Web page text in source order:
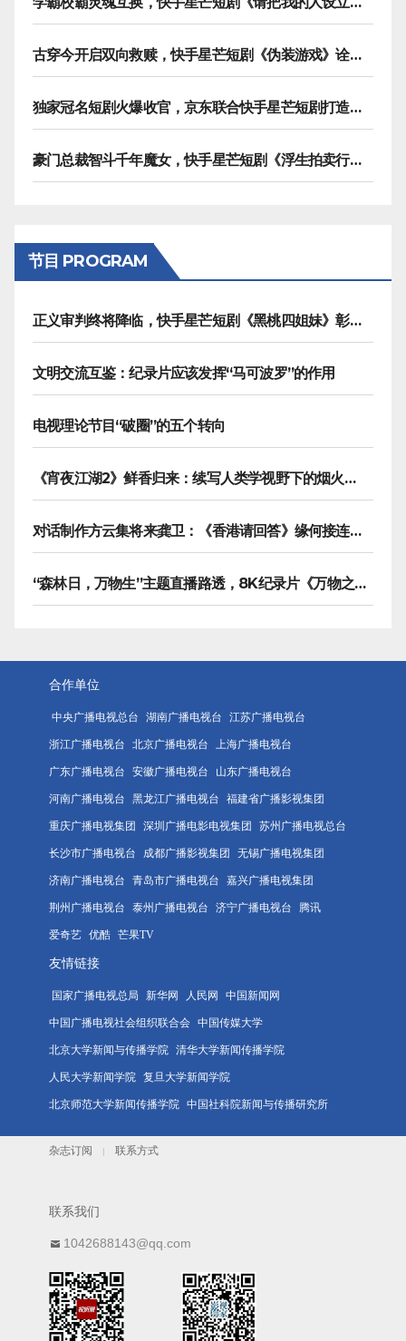
古穿今开启双向救赎，快手星芒短剧《伪装游戏》诠释热血青春友谊
独家冠名短剧火爆收官，京东联合快手星芒短剧打造双11营销范本
豪门总裁智斗千年魔女，快手星芒短剧《浮生拍卖行》奇幻元素拉满
节目 PROGRAM
正义审判终将降临，快手星芒短剧《黑桃四姐妹》彰显治愈内核
文明交流互鉴：纪录片应该发挥“马可波罗”的作用
电视理论节目“破圈”的五个转向
《宵夜江湖2》鲜香归来：续写人类学视野下的烟火漫游记
对话制作方云集将来龚卫：《香港请回答》缘何接连获国际传播大奖
“森林日，万物生”主题直播路透，8K纪录片《万物之生》今晚播出
合作单位
中央广播电视总台 湖南广播电视台 江苏广播电视台
浙江广播电视台 北京广播电视台 上海广播电视台
广东广播电视台 安徽广播电视台 山东广播电视台
河南广播电视台 黑龙江广播电视台 福建省广播影视集团
重庆广播电视集团 深圳广播电影电视集团 苏州广播电视总台
长沙市广播电视台 成都广播影视集团 无锡广播电视集团
济南广播电视台 青岛市广播电视台 嘉兴广播电视集团
荆州广播电视台 泰州广播电视台 济宁广播电视台 腾讯
爱奇艺 优酷 芒果TV
友情链接
国家广播电视总局 新华网 人民网 中国新闻网
中国广播电视社会组织联合会 中国传媒大学
北京大学新闻与传播学院 清华大学新闻传播学院
人民大学新闻学院 复旦大学新闻学院
北京师范大学新闻传播学院 中国社科院新闻与传播研究所
杂志订阅 | 联系方式
联系我们
1042688143@qq.com